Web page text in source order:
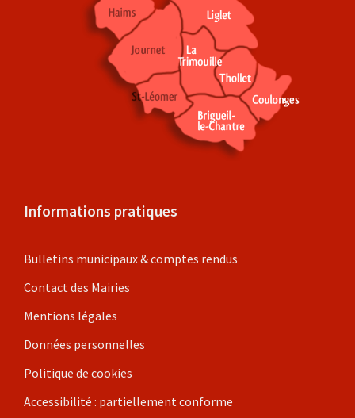
Informations pratiques
Bulletins municipaux & comptes rendus
Contact des Mairies
Mentions légales
Données personnelles
Politique de cookies
Accessibilité : partiellement conforme